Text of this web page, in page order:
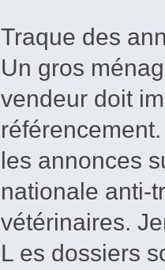
Traque des
Un gros
vendeur doit
les annonces
nationale anti-
vétérinaires.
L es dossiers